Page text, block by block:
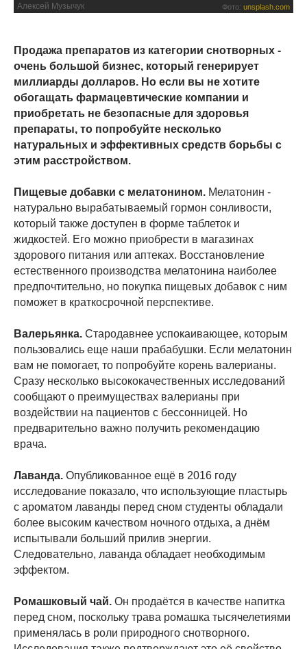
Алексей Музычук Фото: unsplash.com
Продажа препаратов из категории снотворных -
очень большой бизнес, который генерирует
миллиарды долларов. Но если вы не хотите
обогащать фармацевтические компании и
приобретать не безопасные для здоровья
препараты, то попробуйте несколько
натуральных и эффективных средств борьбы с
этим расстройством.
Пищевые добавки с мелатонином. Мелатонин -
натурально вырабатываемый гормон сонливости,
который также доступен в форме таблеток и
жидкостей. Его можно приобрести в магазинах
здорового питания или аптеках. Восстановление
естественного производства мелатонина наиболее
предпочтительно, но покупка пищевых добавок с ним
поможет в краткосрочной перспективе.
Валерьянка. Стародавнее успокаивающее, которым
пользовались еще наши прабабушки. Если мелатонин
вам не помогает, то попробуйте корень валерианы.
Сразу несколько высококачественных исследований
сообщают о преимуществах валерианы при
воздействии на пациентов с бессонницей. Но
предварительно важно получить рекомендацию
врача.
Лаванда. Опубликованное ещё в 2016 году
исследование показало, что использующие пластырь
с ароматом лаванды перед сном студенты обладали
более высоким качеством ночного отдыха, а днём
испытывали больший прилив энергии.
Следовательно, лаванда обладает необходимым
эффектом.
Ромашковый чай. Он продаётся в качестве напитка
перед сном, поскольку трава ромашка тысячелетиями
применялась в роли природного снотворного.